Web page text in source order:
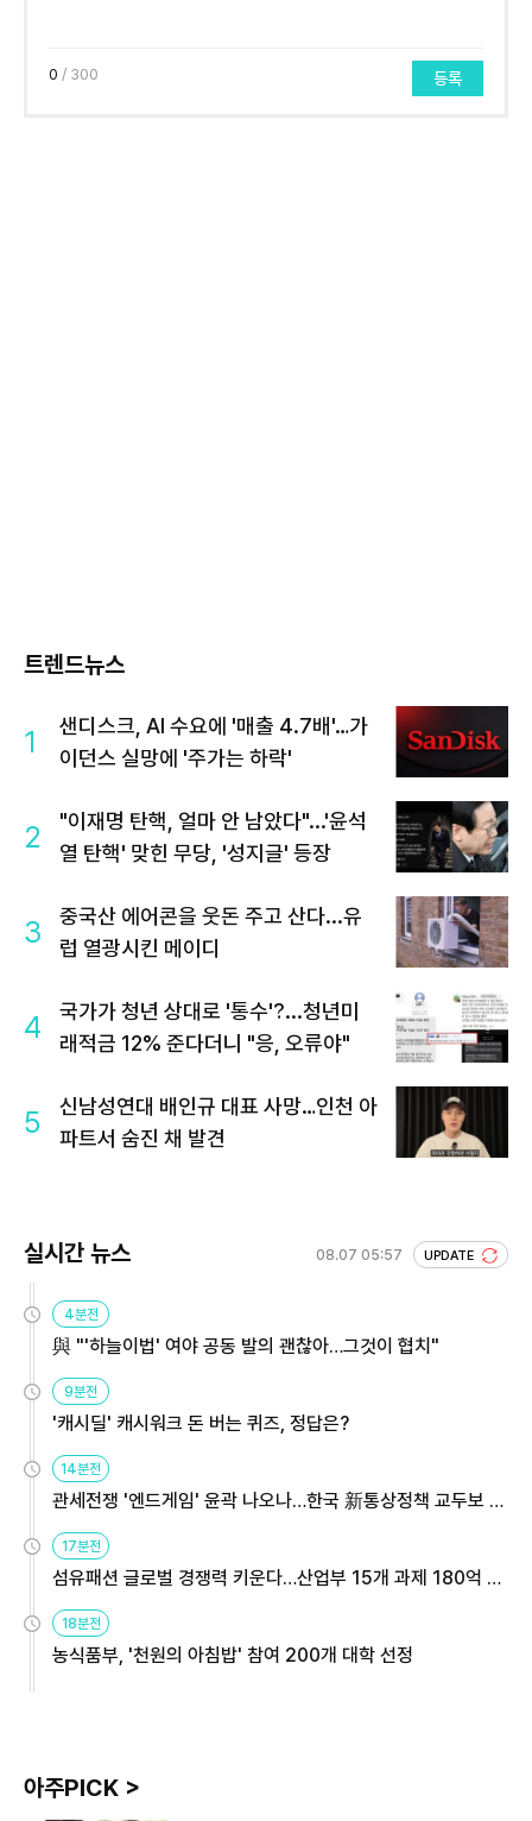
0 / 300 등록
트렌드뉴스
1
샌디스크, AI 수요에 '매출 4.7배'…가
이던스 실망에 '주가는 하락'
2
"이재명 탄핵, 얼마 안 남았다"...'윤석
열 탄핵' 맞힌 무당, '성지글' 등장
3
중국산 에어콘을 웃돈 주고 산다...유
럽 열광시킨 메이디
4
국가가 청년 상대로 '통수'?...청년미
래적금 12% 준다더니 "응, 오류야"
5
신남성연대 배인규 대표 사망…인천 아
파트서 숨진 채 발견
실시간 뉴스 08.07 05:57 UPDATE
4분전
與 "'하늘이법' 여야 공동 발의 괜찮아…그것이 협치"
9분전
'캐시딜' 캐시워크 돈 버는 퀴즈, 정답은?
14분전
관세전쟁 '엔드게임' 윤곽 나오나…한국 新통상정책 교두보 활
용해야
17분전
섬유패션 글로벌 경쟁력 키운다…산업부 15개 과제 180억 지
원
18분전
농식품부, '천원의 아침밥' 참여 200개 대학 선정
아주PICK >